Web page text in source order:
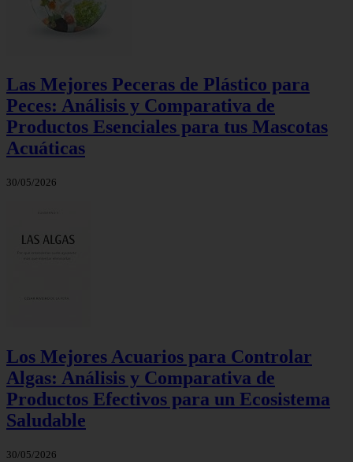
Las Mejores Peceras de Plástico para
Peces: Análisis y Comparativa de
Productos Esenciales para tus Mascotas
Acuáticas
30/05/2026
Los Mejores Acuarios para Controlar
Algas: Análisis y Comparativa de
Productos Efectivos para un Ecosistema
Saludable
30/05/2026